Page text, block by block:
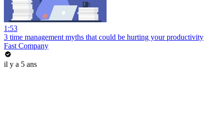
1:53
3 time management myths that could be hurting your productivity
Fast Company
il y a 5 ans